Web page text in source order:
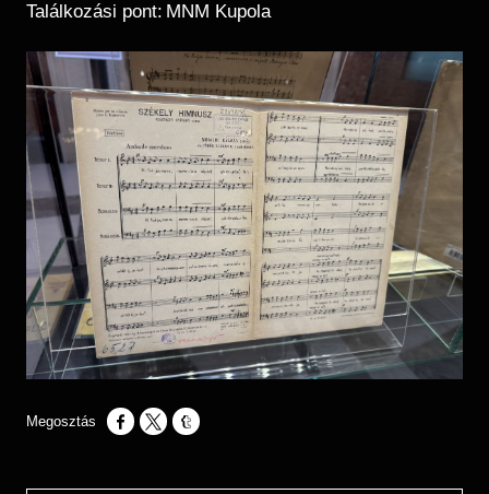
Találkozási pont: MNM Kupola
Opens in a new window
Opens in a new window
Opens in a new window